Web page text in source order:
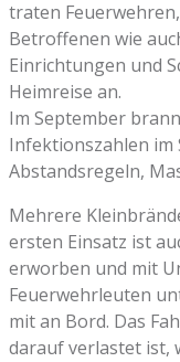
traten
Betroffenen wie
Einrichtungen und
Heimreise an.
Im September
Infektionszahlen
Abstandsregeln,
Mehrere
ersten Einsatz ist
erworben und mit
Feuerwehrleuten
mit an Bord. Das
darauf verlastet ist,